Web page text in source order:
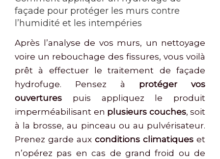
façade pour protéger les murs contre
l’humidité et les intempéries
Après l’analyse de vos murs, un nettoyage
voire un rebouchage des fissures, vous voilà
prêt à effectuer le traitement de façade
hydrofuge. Pensez à protéger vos
ouvertures puis appliquez le produit
imperméabilisant en plusieurs couches, soit
à la brosse, au pinceau ou au pulvérisateur.
Prenez garde aux conditions climatiques et
n’opérez pas en cas de grand froid ou de